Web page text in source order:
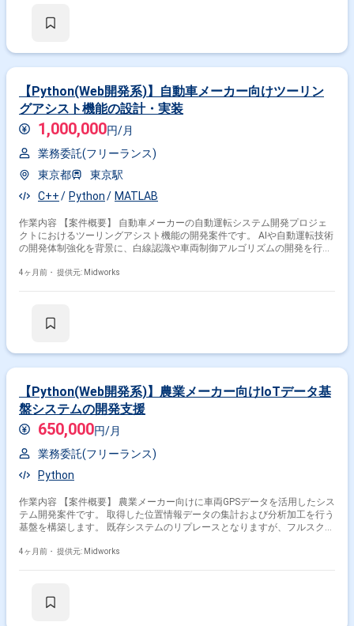
【Python(Web開発系)】自動車メーカー向けツーリン
グアシスト機能の設計・実装
1,000,000円/月
業務委託(フリーランス)
東京都
東京駅
C++
Python MATLAB
作業内容 【案件概要】 自動車メーカーの自動運転システム開発プロジェ
クトにおけるツーリングアシスト機能の開発案件です。 AIや自動運転技術
の開発体制強化を背景に、白線認識や車両制御アルゴリズムの開発を行い
て開発を進めます。 先進的な制御技術に携わりながら、実用化に向けた開
4ヶ月前・ 提供元: Midworks
【Python(Web開発系)】農業メーカー向けIoTデータ基
盤システムの開発支援
650,000円/月
業務委託(フリーランス)
Python
作業内容 【案件概要】 農業メーカー向けに車両GPSデータを活用したシス
テム開発案件です。 取得した位置情報データの集計および分析加工を行う
基盤を構築します。 既存システムのリプレースとなりますが、フルスクラ
から実装まで幅広く関与いただきます。 【作業内容】 ・Pythonを用いた
4ヶ月前・ 提供元: Midworks